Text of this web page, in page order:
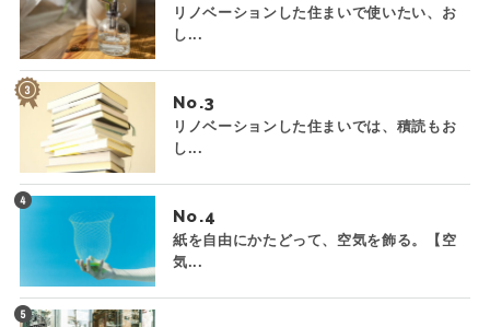
リノベーションした住まいで使いたい、お
し...
No.
リノベーションした住まいでは、積読もお
し...
No.
紙を自由にかたどって、空気を飾る。【空
気...